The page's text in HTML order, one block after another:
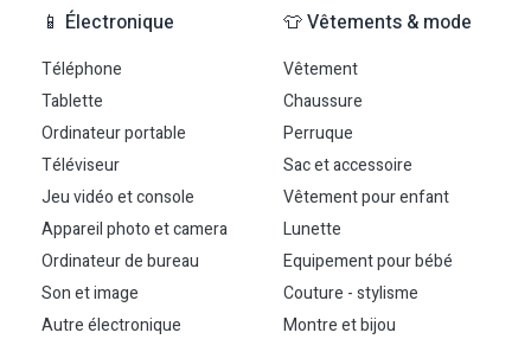
📱 Électronique
Téléphone
Tablette
Ordinateur portable
Téléviseur
Jeu vidéo et console
Appareil photo et camera
Ordinateur de bureau
Son et image
Autre électronique
👕 Vêtements & mode
Vêtement
Chaussure
Perruque
Sac et accessoire
Vêtement pour enfant
Lunette
Equipement pour bébé
Couture - stylisme
Montre et bijou